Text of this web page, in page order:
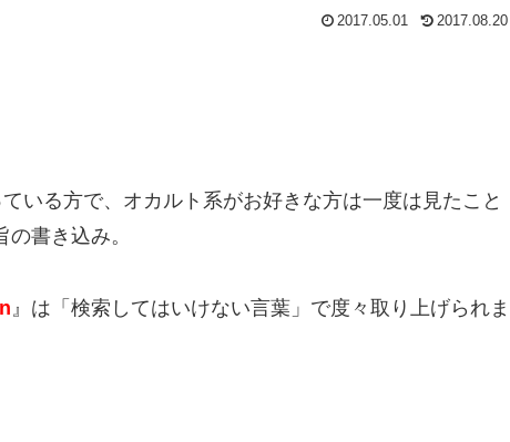
2017.05.01 2017.08.20
いる方で、オカルト系がお好きな方は一度は見たこと
の書き込み。
』は「検索してはいけない言葉」で度々取り上げられま